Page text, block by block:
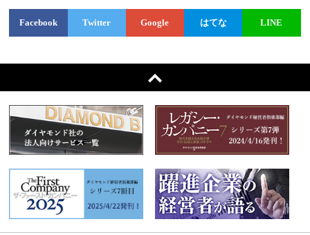
Facebook Twitter Google はてな LINE